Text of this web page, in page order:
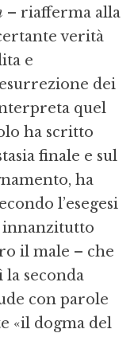
– riafferma alla
verità
e
dei
quel
ha scritto
finale e sul
ha
l’esegesi
innanzitutto
il male – che
la seconda
con parole
«il dogma del